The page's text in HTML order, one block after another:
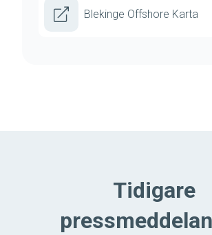
Blekinge Offshore Karta
Tidigare